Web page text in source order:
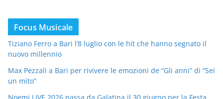
Focus Musicale
Tiziano Ferro a Bari l’8 luglio con le hit che hanno segnato il
nuovo millennio
Max Pezzali a Bari per rivivere le emozioni de “Gli anni” di “Sei
un mito”